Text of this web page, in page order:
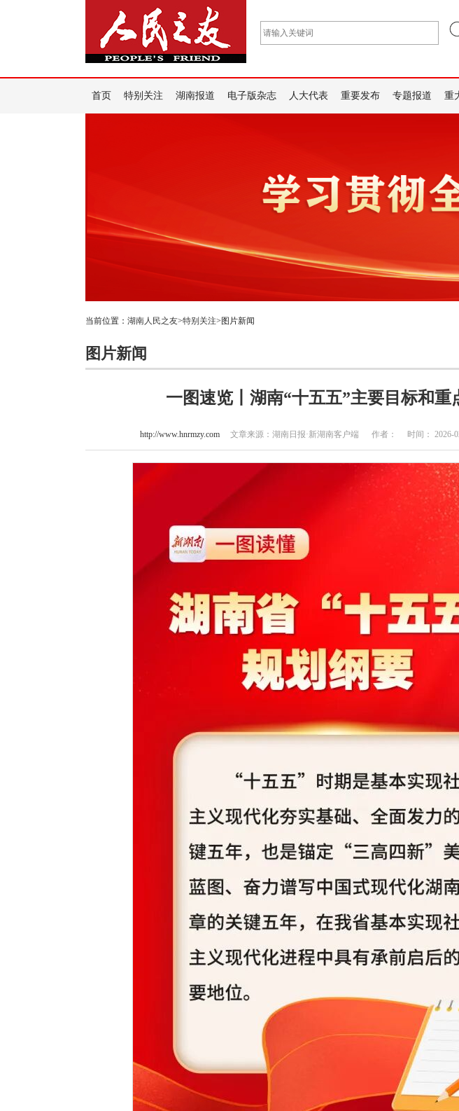
首页 特别关注 湖南报道 电子版杂志 人大代表 重要发布 专题报道 重
当前位置： 湖南人民之友>特别关注>图片新闻
图片新闻
一图速览丨湖南“十五五”主要目标和重
http://www.hnrmzy.com文章来源：湖南日报·新湖南客户端 作者： 时间： 2026-